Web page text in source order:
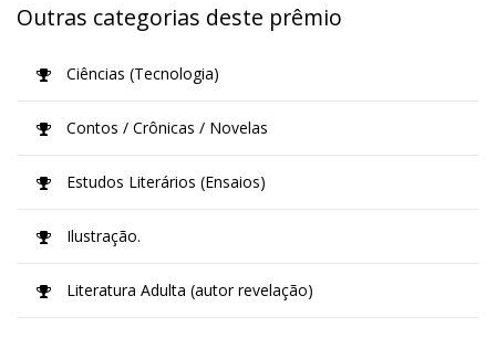
Outras categorias deste prêmio
Ciências (Tecnologia)
Contos / Crônicas / Novelas
Estudos Literários (Ensaios)
Ilustração.
Literatura Adulta (autor revelação)